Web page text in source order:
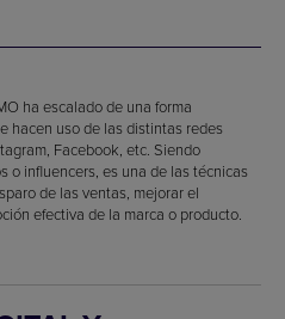
ha escalado de una forma
hacen uso de las distintas redes
Facebook, etc. Siendo
o influencers, es una de las técnicas
de las ventas, mejorar el
efectiva de la marca o producto.